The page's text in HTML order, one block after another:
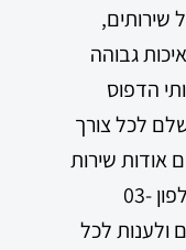
שירותים,
גבוהה
הדפוס
לכל צורך
אודות שירות
זה ושירותים נוספים, צרו קשר בטלפון 03-
ולענות לכל